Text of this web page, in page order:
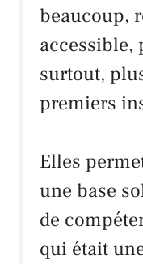
beaucoup,
surtout,
premiers
Elles
une base
de
qui était